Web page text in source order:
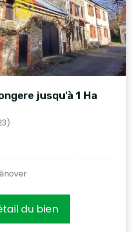
jusqu'à 1 Ha
du bien